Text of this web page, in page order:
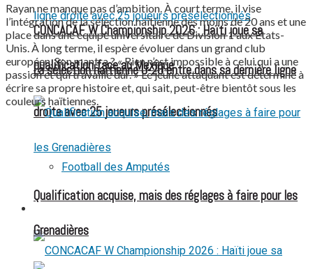
La sélection haïtienne U-20 entre dans sa dernière ligne
droite avec 25 joueurs présélectionnés
Football des Amputés
CONCACAF W Championship 2026 : Haïti joue sa
qualification face au Mexique
Qualification acquise, mais des réglages à faire pour les
Grenadières
Rayan ne manque pas d’ambition. À court terme, il vise
l’intégration de la sélection haïtienne des moins de 20 ans et une
place dans une équipe universitaire de Division 1 aux États-
Unis. À long terme, il espère évoluer dans un grand club
européen. Son mantra ? « Rien n’est impossible à celui qui a une
passion et qui travaille dur. » Le jeune attaquant est déterminé à
écrire sa propre histoire et, qui sait, peut-être bientôt sous les
couleurs haïtiennes.